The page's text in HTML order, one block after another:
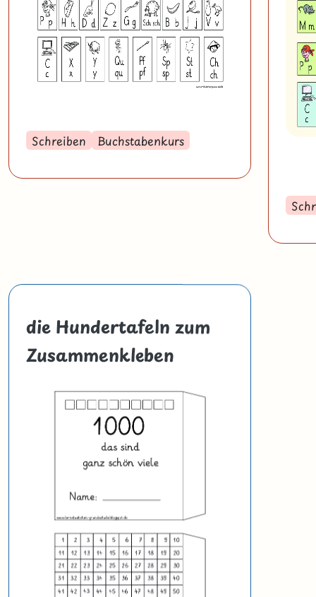
Schreiben Buchstabenkurs
die Hundertafeln zum
Zusammenkleben